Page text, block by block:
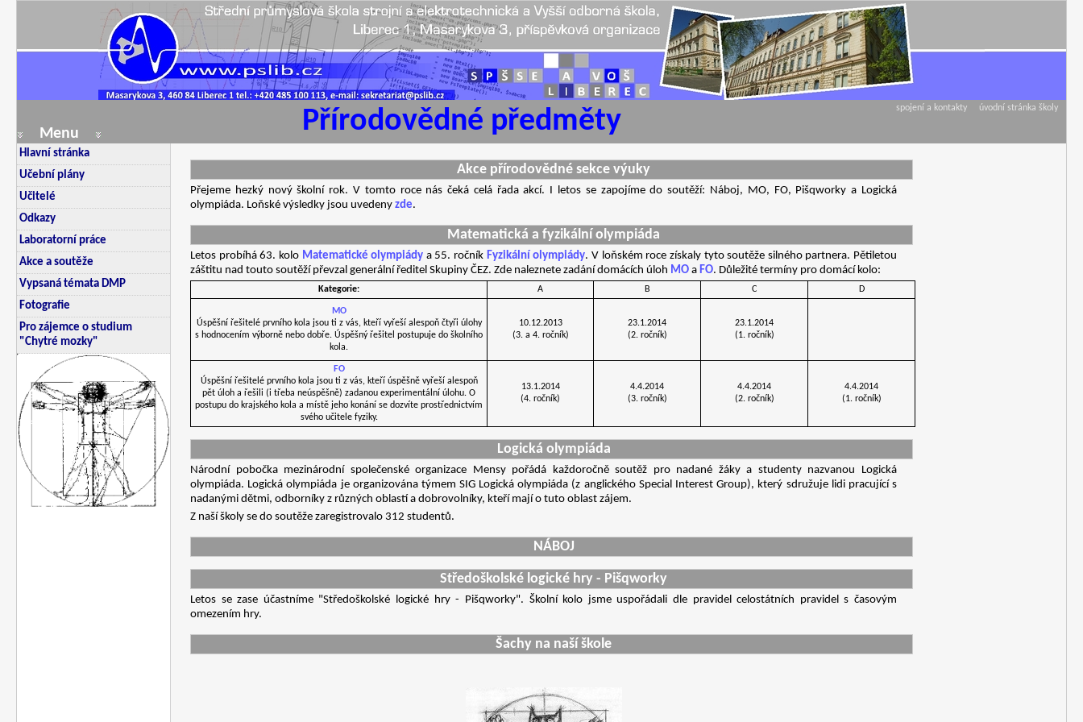
spojení a kontakty úvodní stránka školy
Přírodovědné předměty
Menu
Hlavní stránka
Učební plány
Učitelé
Odkazy
Laboratorní práce
Akce a soutěže
Vypsaná témata DMP
Fotografie
Pro zájemce o studium
"Chytré mozky"
Akce přírodovědné sekce výuky
Přejeme hezký nový školní rok. V tomto roce nás čeká celá řada akcí. I letos se zapojíme do soutěží: Náboj, MO, FO, Pišqworky a Logická
olympiáda. Loňské výsledky jsou uvedeny zde.
Matematická a fyzikální olympiáda
Letos probíhá 63. kolo Matematické olympiády a 55. ročník Fyzikální olympiády. V loňském roce získaly tyto soutěže silného partnera. Pětiletou
záštitu nad touto soutěží převzal generální ředitel Skupiny ČEZ. Zde naleznete zadání domácích úloh MO a FO. Důležité termíny pro domácí kolo:
Kategorie: A B C D
MO
Úspěšní řešitelé prvního kola jsou ti z vás, kteří vyřeší alespoň čtyři úlohy
s hodnocením výborně nebo dobře. Úspěšný řešitel postupuje do školního
kola.
10.12.2013
(3. a 4. ročník)
23.1.2014
(2. ročník)
23.1.2014
(1. ročník)
FO
Úspěšní řešitelé prvního kola jsou ti z vás, kteří úspěšně vyřeší alespoň
pět úloh a řešili (i třeba neúspěšně) zadanou experimentální úlohu. O
postupu do krajského kola a místě jeho konání se dozvíte prostřednictvím
svého učitele fyziky.
13.1.2014
(4. ročník)
4.4.2014
(3. ročník)
4.4.2014
(2. ročník)
4.4.2014
(1. ročník)
Logická olympiáda
Národní pobočka mezinárodní společenské organizace Mensy pořádá každoročně soutěž pro nadané žáky a studenty nazvanou Logická
olympiáda. Logická olympiáda je organizována týmem SIG Logická olympiáda (z anglického Special Interest Group), který sdružuje lidi pracující s
nadanými dětmi, odborníky z různých oblastí a dobrovolníky, kteří mají o tuto oblast zájem.
Z naší školy se do soutěže zaregistrovalo 312 studentů.
NÁBOJ
Středoškolské logické hry - Pišqworky
Letos se zase účastníme "Středoškolské logické hry - Pišqworky". Školní kolo jsme uspořádali dle pravidel celostátních pravidel s časovým
omezením hry.
Šachy na naší škole